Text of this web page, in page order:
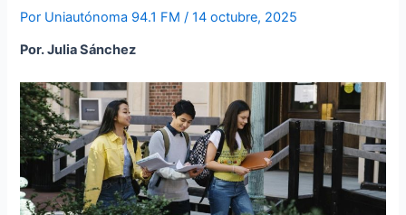
Por Uniautónoma 94.1 FM/14 octubre, 2025
Por. Julia Sánchez